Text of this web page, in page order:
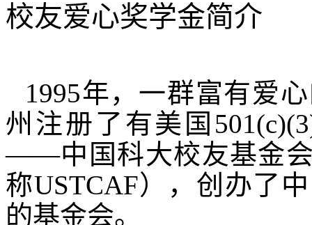
校友爱心奖学金简介
1995年，一群富有爱
州注册了有美国
——中国科大校友基金
称USTCAF），创办了
的基金会。